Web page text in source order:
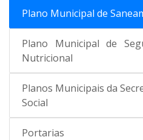
Plano Municipal de
Plano Municipal de
Nutricional
Planos Municipais da
Social
Portarias